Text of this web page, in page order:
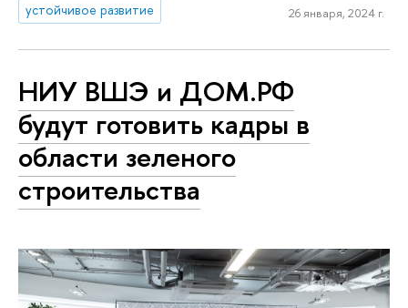
устойчивое развитие
26 января, 2024 г.
НИУ ВШЭ и ДОМ.РФ
будут готовить кадры в
области зеленого
строительства